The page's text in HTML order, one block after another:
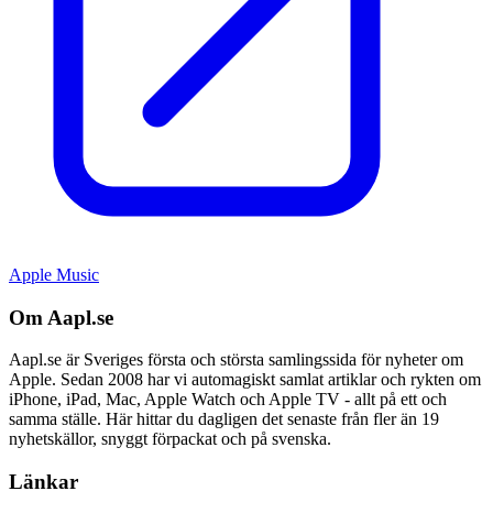
Apple Music
Om Aapl.se
Aapl.se är Sveriges första och största samlingssida för nyheter om
Apple. Sedan 2008 har vi automagiskt samlat artiklar och rykten om
iPhone, iPad, Mac, Apple Watch och Apple TV - allt på ett och
samma ställe. Här hittar du dagligen det senaste från fler än 19
nyhetskällor, snyggt förpackat och på svenska.
Länkar